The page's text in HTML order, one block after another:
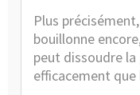
Plus
bouillonne
peut dissoudre la
efficacement